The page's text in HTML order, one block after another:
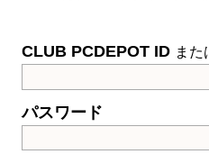
CLUB PCDEPOT ID また
パスワード